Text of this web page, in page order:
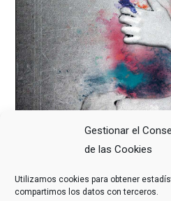
Gestionar el
de las Cookies
Utilizamos cookies para obtener
compartimos los datos con terceros.